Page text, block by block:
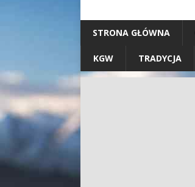
STRONA GŁÓWNA
KGW TRADYCJA